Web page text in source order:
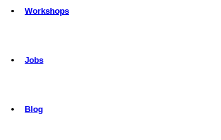
Workshops
Jobs
Blog